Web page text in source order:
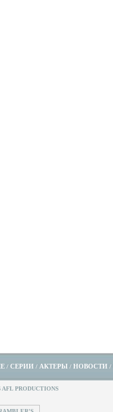
/ СЕРИИ / АКТЕРЫ / НОВОСТИ /
AFL PRODUCTIONS